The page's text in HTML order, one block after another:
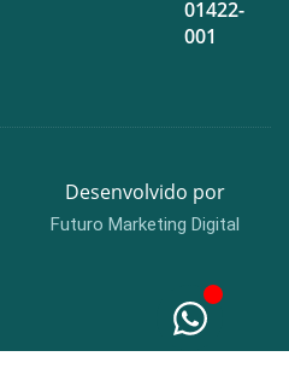
01422-
001
Desenvolvido por
Futuro Marketing Digital